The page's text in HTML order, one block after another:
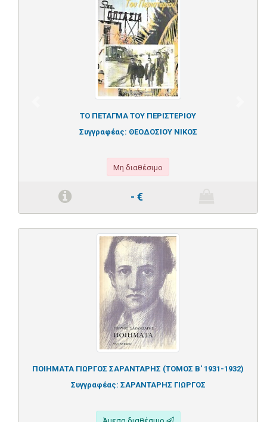
ΤΟ ΠΕΤΑΓΜΑ ΤΟΥ ΠΕΡΙΣΤΕΡΙΟΥ
Συγγραφέας: ΘΕΟΔΟΣΙΟΥ ΝΙΚΟΣ
Μη διαθέσιμο
- €
ΠΟΙΗΜΑΤΑ ΓΙΩΡΓΟΣ ΣΑΡΑΝΤΑΡΗΣ (ΤΟΜΟΣ Β' 1931-1932)
Συγγραφέας: ΣΑΡΑΝΤΑΡΗΣ ΓΙΩΡΓΟΣ